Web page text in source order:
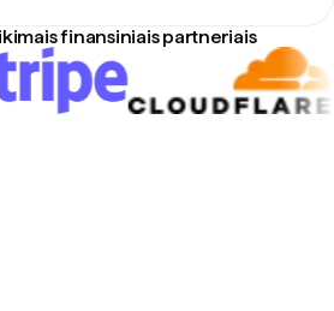
finansiniais partneriais